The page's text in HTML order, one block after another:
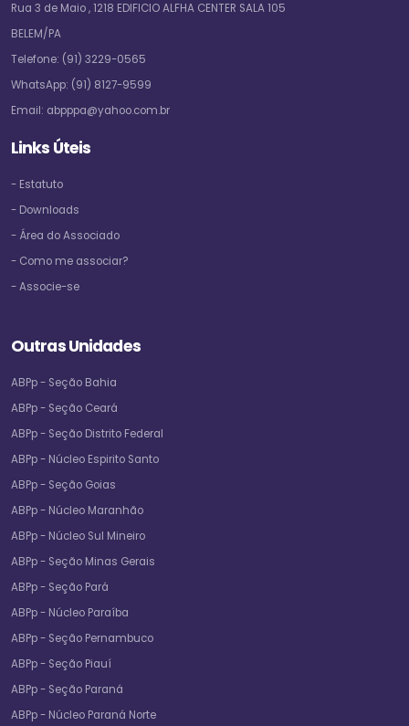
Rua 3 de Maio , 1218 EDIFICIO ALFHA CENTER SALA 105
BELEM/PA
Telefone: (91) 3229-0565
WhatsApp: (91) 8127-9599
Email: abpppa@yahoo.com.br
Links Úteis
- Estatuto
- Downloads
- Área do Associado
- Como me associar?
- Associe-se
Outras Unidades
ABPp - Seção Bahia
ABPp - Seção Ceará
ABPp - Seção Distrito Federal
ABPp - Núcleo Espirito Santo
ABPp - Seção Goias
ABPp - Núcleo Maranhão
ABPp - Núcleo Sul Mineiro
ABPp - Seção Minas Gerais
ABPp - Seção Pará
ABPp - Núcleo Paraíba
ABPp - Seção Pernambuco
ABPp - Seção Piauí
ABPp - Seção Paraná
ABPp - Núcleo Paraná Norte